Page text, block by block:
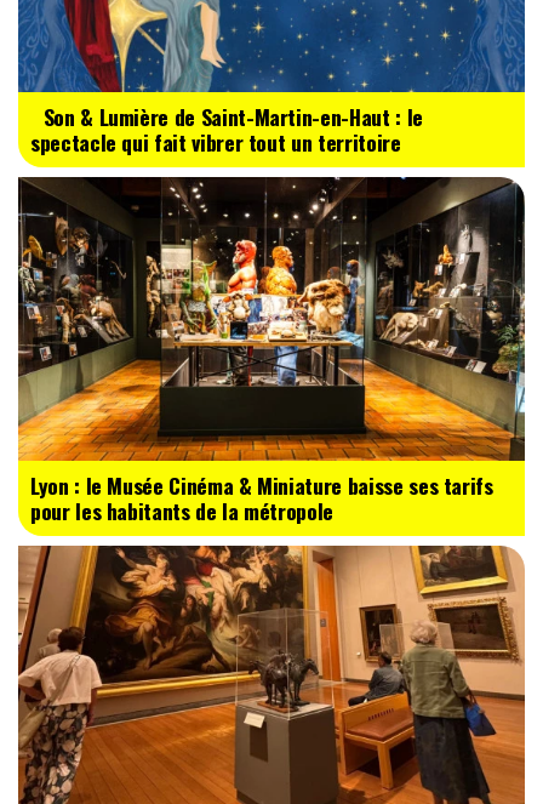
Son & Lumière de Saint-Martin-en-Haut : le
spectacle qui fait vibrer tout un territoire
Lyon : le Musée Cinéma & Miniature baisse ses tarifs
pour les habitants de la métropole